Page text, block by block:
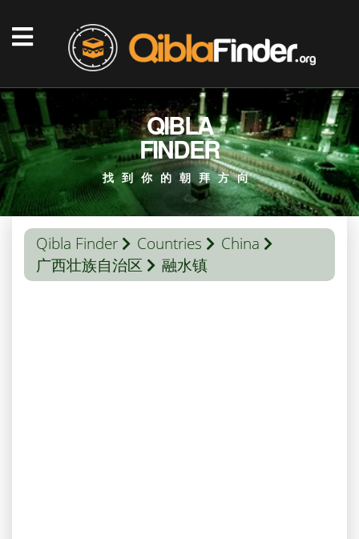
QIBLA
FINDER
找到你的朝拜方向
Qibla Finder Countries
China
广西壮族自治区
融水镇